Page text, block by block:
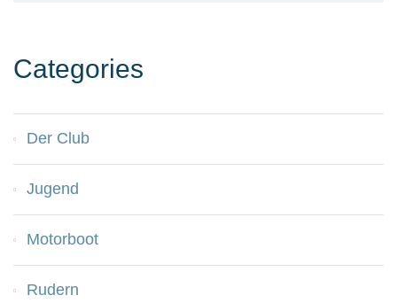
Categories
Der Club
Jugend
Motorboot
Rudern